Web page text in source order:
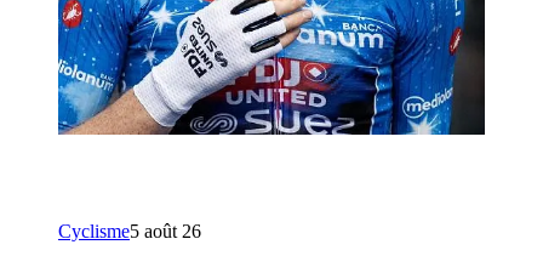
Cyclisme5 août 26